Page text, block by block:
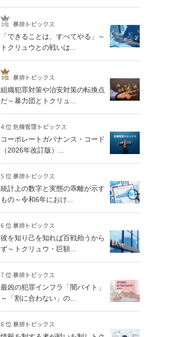
暴排トピックス
「できることは、すべてやる」～
トクリュウとの戦いは...
暴排トピックス
組織犯罪対策や治安対策の転換点
だ～暴力団とトクリュ...
4 位 危機管理トピックス
コーポレートガバナンス・コード
（2026年改訂版）...
5 位 暴排トピックス
統計上の数字と実態の乖離が示す
もの～令和6年におけ...
6 位 暴排トピックス
彼を知り己を知れば百戦殆うから
ず～トクリュウ・巨額...
7 位 暴排トピックス
最凶の犯罪インフラ「闇バイト」
～「割に合わない」の...
8 位 暴排トピックス